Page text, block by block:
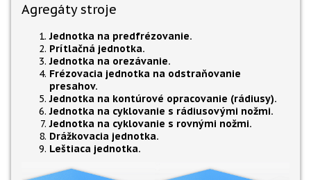
Agregáty stroje
Jednotka na predfrézovanie.
Prítlačná jednotka.
Jednotka na orezávanie.
Frézovacia jednotka na odstraňovanie
presahov.
Jednotka na kontúrové opracovanie (rádiusy).
Jednotka na cyklovanie s rádiusovými nožmi.
Jednotka na cyklovanie s rovnými nožmi.
Drážkovacia jednotka.
Leštiaca jednotka.